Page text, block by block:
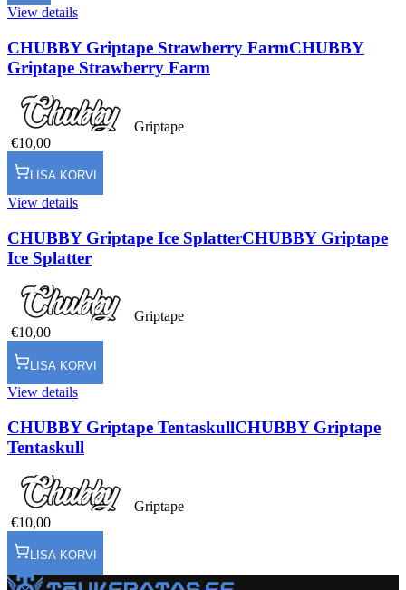
View details
CHUBBY Griptape Strawberry FarmCHUBBY
Griptape Strawberry Farm
Griptape
€10,00
LISA KORVI
View details
CHUBBY Griptape Ice SplatterCHUBBY Griptape
Ice Splatter
Griptape
€10,00
LISA KORVI
View details
CHUBBY Griptape TentaskullCHUBBY Griptape
Tentaskull
Griptape
€10,00
LISA KORVI